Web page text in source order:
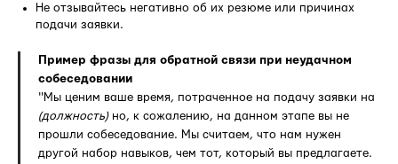
Не отзывайтесь негативно об их резюме или причинах
подачи заявки.
Пример фразы для обратной связи при неудачном
собеседовании
"Мы ценим ваше время, потраченное на подачу заявки на
(должность)но, к сожалению, на данном этапе вы не
прошли собеседование. Мы считаем, что нам нужен
другой набор навыков, чем тот, который вы предлагаете.